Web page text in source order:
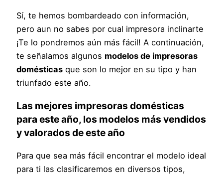
Sí, te hemos bombardeado con información,
pero aun no sabes por cual impresora inclinarte
¡Te lo pondremos aún más fácil! A continuación,
te señalamos algunos modelos de impresoras
domésticas que son lo mejor en su tipo y han
triunfado este año.
Las mejores impresoras domésticas
para este año, los modelos más vendidos
y valorados de este año
Para que sea más fácil encontrar el modelo ideal
para ti las clasificaremos en diversos tipos,